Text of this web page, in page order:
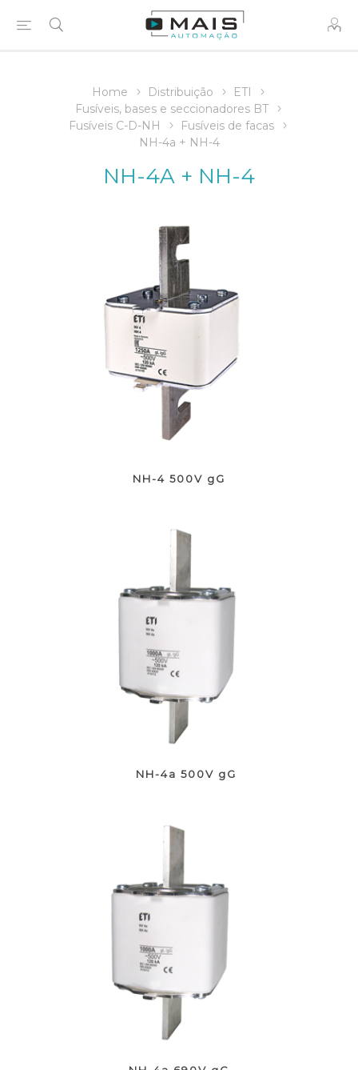
Home Distribuição
ETI
Fusíveis, bases e seccionadores BT
Fusíveis C-D-NH
Fusíveis de facas
NH-4a + NH-4
NH-4A + NH-4
NH-4 500V gG
NH-4a 500V gG